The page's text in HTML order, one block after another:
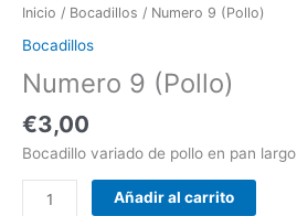
Inicio / Bocadillos / Numero 9 (Pollo)
Bocadillos
Numero 9 (Pollo)
€3,00
Bocadillo variado de pollo en pan largo
Añadir al carrito